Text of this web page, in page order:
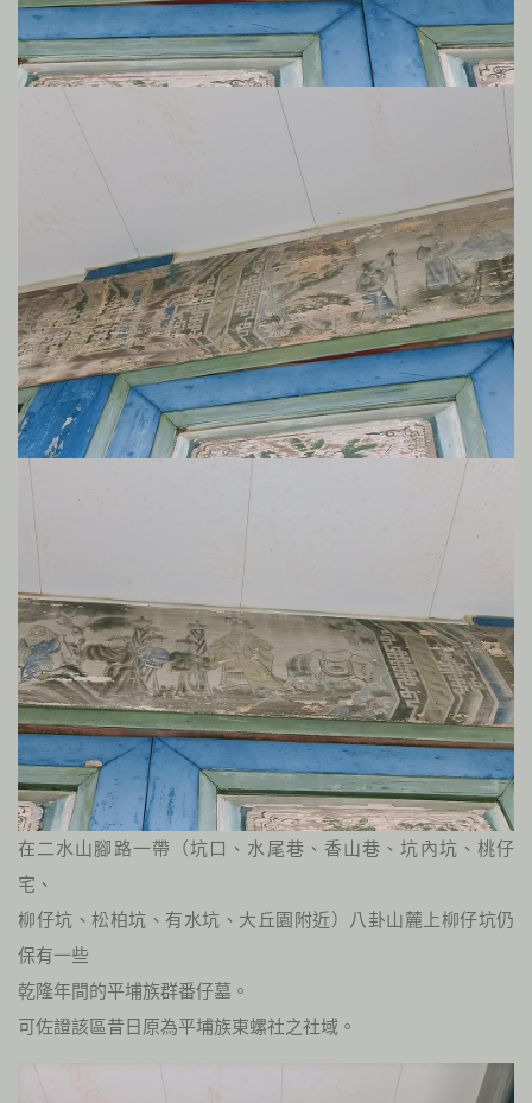
在二水山腳路一帶（坑口、水尾巷、香山巷、坑內坑、桃仔
宅、
柳仔坑、松柏坑、有水坑、大丘園附近）八卦山麓上柳仔坑仍
保有一些
乾隆年間的平埔族群番仔墓。
可佐證該區昔日原為平埔族東螺社之社域。